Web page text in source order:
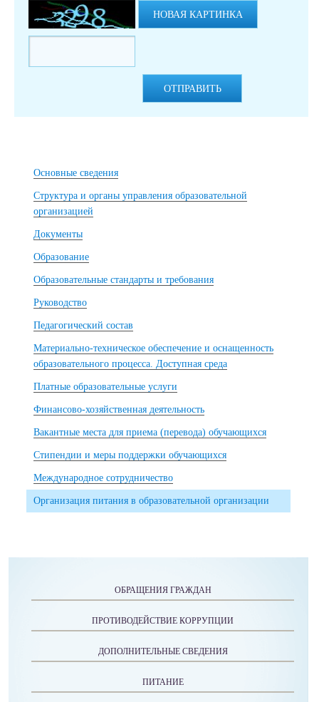
НОВАЯ КАРТИНКА
ОТПРАВИТЬ
Основные сведения
Структура и органы управления образовательной
организацией
Документы
Образование
Образовательные стандарты и требования
Руководство
Педагогический состав
Материально-техническое обеспечение и оснащенность
образовательного процесса. Доступная среда
Платные образовательные услуги
Финансово-хозяйственная деятельность
Вакантные места для приема (перевода) обучающихся
Стипендии и меры поддержки обучающихся
Международное сотрудничество
Организация питания в образовательной организации
ОБРАЩЕНИЯ ГРАЖДАН
ПРОТИВОДЕЙСТВИЕ КОРРУПЦИИ
ДОПОЛНИТЕЛЬНЫЕ СВЕДЕНИЯ
ПИТАНИЕ